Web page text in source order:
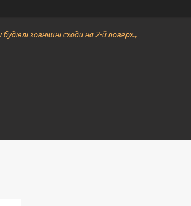
зовнішні сходи на 2-й поверх.,